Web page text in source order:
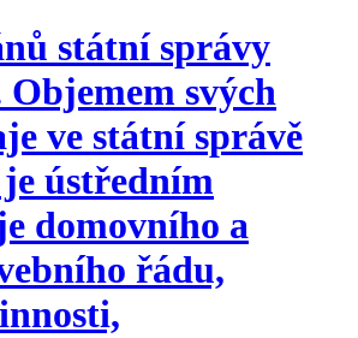
státní správy
svých
ve státní správě
ústředním
domovního a
řádu,